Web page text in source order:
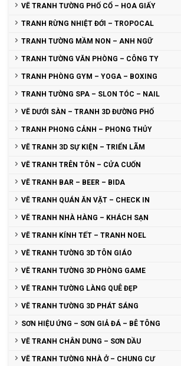
VẼ TRANH TƯỜNG PHỐ CỔ – HOA GIẤY
TRANH RỪNG NHIỆT ĐỚI – TROPOCAL
TRANH TƯỜNG MẦM NON – ANH NGỮ
TRANH TƯỜNG VĂN PHÒNG – CÔNG TY
TRANH PHÒNG GYM – YOGA – BOXING
TRANH TƯỜNG SPA – SLON TÓC – NAIL
VẼ DƯỚI SÀN – TRANH 3D ĐƯỜNG PHỐ
TRANH PHONG CẢNH – PHONG THỦY
VẼ TRANH 3D SỰ KIỆN – TRIỂN LÃM
VẼ TRANH TRÊN TÔN – CỬA CUỐN
VẼ TRANH BAR – BEER – BIDA
VẼ TRANH QUÁN ĂN VẶT – CHECK IN
VẼ TRANH NHÀ HÀNG – KHÁCH SẠN
VẼ TRANH KÍNH TẾT – TRANH NOEL
VẼ TRANH TƯỜNG 3D TÔN GIÁO
VẼ TRANH TƯỜNG 3D PHÒNG GAME
VẼ TRANH TƯỜNG LÀNG QUÊ ĐẸP
VẼ TRANH TƯỜNG 3D PHÁT SÁNG
SƠN HIỆU ỨNG – SƠN GIẢ ĐÁ – BÊ TÔNG
VẼ TRANH CHÂN DUNG – SƠN DẦU
VẼ TRANH TƯỜNG NHÀ Ở – CHUNG CƯ